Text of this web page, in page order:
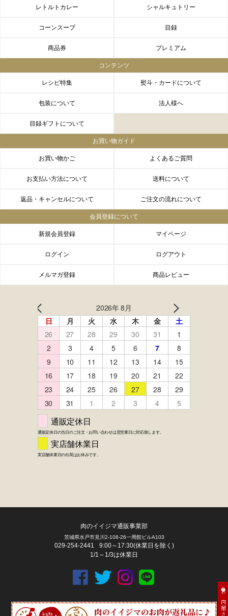
お肉屋さん
レトルトカレー シャルキュトリー
コーンスープ 目録
商品券 プレミアム
コンテンツ
レシピ特集 熨斗・カードについて
包装について 法人様へ
目録ギフトについて
お買い物ガイド
お買い物かご よくあるご質問
お支払い方法について 送料について
返品・キャンセルについて ご注文の流れについて
会員登録について
新規会員登録 マイページ
ログイン ログアウト
メルマガ登録 商品レビュー
肉のイイジマ通販事業部
茨城県水戸市見川2-108-26一周館ビルA103
029-254-2441
9:00～17:30(休業日を除く)
1/1～1/3は休業日